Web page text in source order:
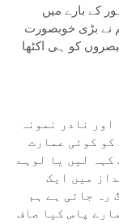
کے بارے میں
نے بڑی خوبصورت
کو ہی اکٹھا
نادر نمونہ
کو کوئی عمارت
کہہ لیں یا لوہے
میں ایک
رہ جاتی ہے ہم
پاس کیا صاف